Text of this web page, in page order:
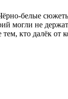
белые сюжеты
не
кто далёк от